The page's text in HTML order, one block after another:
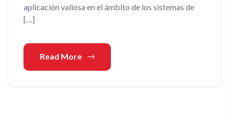
aplicación valiosa en el ámbito de los sistemas de
[…]
Read More